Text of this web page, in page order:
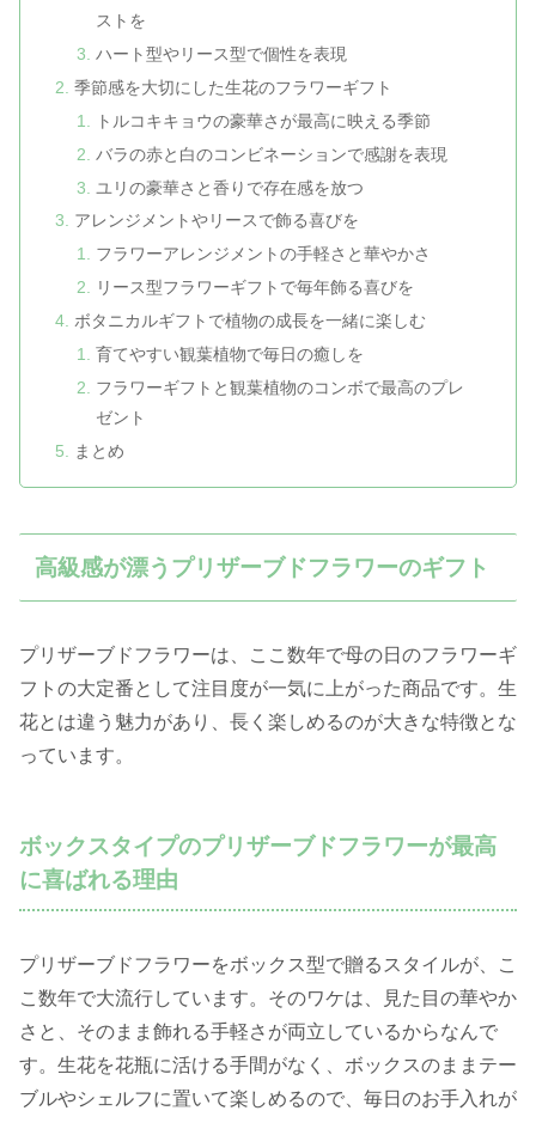
ストを
ハート型やリース型で個性を表現
季節感を大切にした生花のフラワーギフト
トルコキキョウの豪華さが最高に映える季節
バラの赤と白のコンビネーションで感謝を表現
ユリの豪華さと香りで存在感を放つ
アレンジメントやリースで飾る喜びを
フラワーアレンジメントの手軽さと華やかさ
リース型フラワーギフトで毎年飾る喜びを
ボタニカルギフトで植物の成長を一緒に楽しむ
育てやすい観葉植物で毎日の癒しを
フラワーギフトと観葉植物のコンボで最高のプレ
ゼント
まとめ
高級感が漂うプリザーブドフラワーのギフト
プリザーブドフラワーは、ここ数年で母の日のフラワーギ
フトの大定番として注目度が一気に上がった商品です。生
花とは違う魅力があり、長く楽しめるのが大きな特徴とな
っています。
ボックスタイプのプリザーブドフラワーが最高
に喜ばれる理由
プリザーブドフラワーをボックス型で贈るスタイルが、こ
こ数年で大流行しています。そのワケは、見た目の華やか
さと、そのまま飾れる手軽さが両立しているからなんで
す。生花を花瓶に活ける手間がなく、ボックスのままテー
ブルやシェルフに置いて楽しめるので、毎日のお手入れが